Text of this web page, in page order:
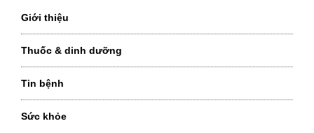
Giới thiệu
Thuốc & dinh dưỡng
Tin bệnh
Sức khỏe